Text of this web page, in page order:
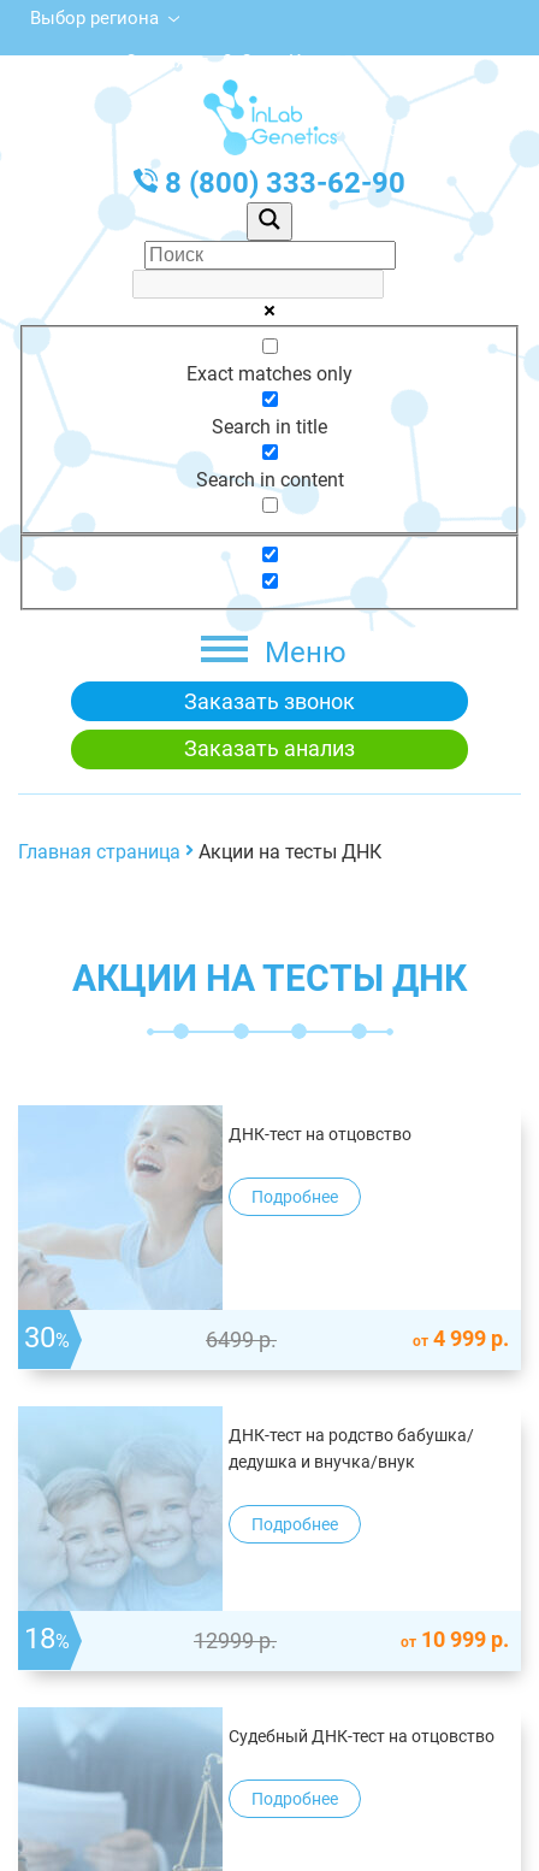
Выбор региона
Орская ул., 8, Соль-Илецк
с 10:00 до 20:00
График работы: Пн-Пт с 10:00 до 20:00
8 (800) 333-62-90
Exact matches only
Search in title
Search in content
Меню
Заказать звонок
Заказать анализ
Главная страница Акции на тесты ДНК
АКЦИИ НА ТЕСТЫ ДНК
ДНК-тест на отцовство
Подробнее
30% 6499р. от 4 999 р.
ДНК-тест на родство бабушка/
дедушка и внучка/внук
Подробнее
18% 12999р. от 10 999 р.
Судебный ДНК-тест на отцовство
Подробнее